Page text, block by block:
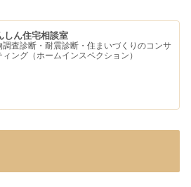
しん住宅相談室
調査診断・耐震診断・住まいづくりのコンサ
ィング（ホームインスペクション）